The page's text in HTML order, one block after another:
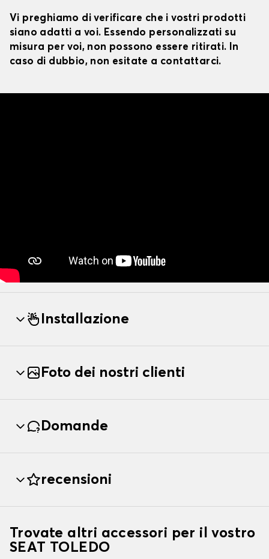
Vi preghiamo di verificare che i vostri prodotti
siano adatti a voi. Essendo personalizzati su
misura per voi, non possono essere ritirati. In
caso di dubbio, non esitate a contattarci.
Installazione
Foto dei nostri clienti
Domande
recensioni
Trovate altri accessori per il vostro
SEAT TOLEDO